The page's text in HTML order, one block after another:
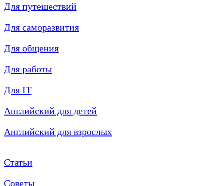
Для путешествий
Для саморазвития
Для общения
Для работы
Для IT
Английский для детей
Английский для взрослых
Статьи
Советы